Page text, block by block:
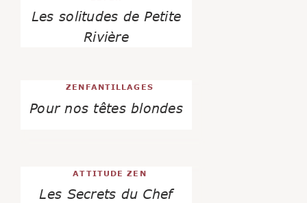
Les solitudes de Petite
Rivière
ZENFANTILLAGES
Pour nos têtes blondes
ATTITUDE ZEN
Les Secrets du Chef